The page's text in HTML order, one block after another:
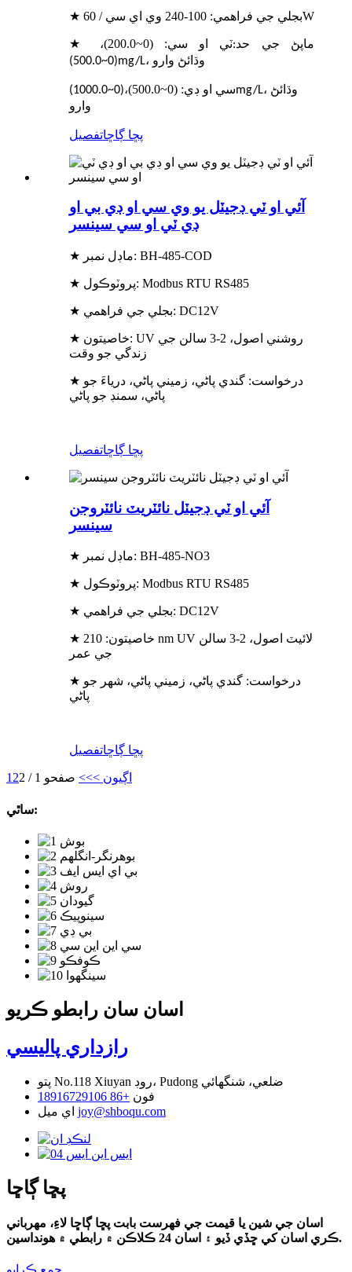
★ بجلي جي فراهمي: 100-240 وي اي سي / 60W
★ ماپڻ جي حد:ٽي او سي: (0~200.0) ،
(0~500.0)mg/L، وڌائڻ وارو
سي او ڊي: (0~500.0) ،
(0~1000.0)mg/L، وڌائڻ
وارو
پڇا ڳاڇاتفصيل
آئي او ٽي ڊجيٽل يو وي سي او ڊي بي او
ڊي ٽي او سي سينسر
★ ماڊل نمبر: BH-485-COD
★ پروٽوڪول: Modbus RTU RS485
★ بجلي جي فراهمي: DC12V
★ خاصيتون: UV روشني اصول، 2-3 سالن جي
زندگي جو وقت
★ درخواست: گندي پاڻي، زميني پاڻي، درياءَ جو
پاڻي، سمنڊ جو پاڻي
پڇا ڳاڇاتفصيل
آئي او ٽي ڊجيٽل نائٽريٽ نائٽروجن
سينسر
★ ماڊل نمبر: BH-485-NO3
★ پروٽوڪول: Modbus RTU RS485
★ بجلي جي فراهمي: DC12V
★ خاصيتون: 210 nm UV لائيٽ اصول، 2-3 سالن
جي عمر
★ درخواست: گندي پاڻي، زميني پاڻي، شهر جو
پاڻي
پڇا ڳاڇاتفصيل
12 اڳيون >>> صفحو 1 / 2
ساٿي:
اسان سان رابطو ڪريو
رازداري پاليسي
پتو
No.118 Xiuyan روڊ، Pudong ضلعي، شنگھائي
فون +86 18916729106
اي ميل joy@shboqu.com
پڇا ڳاڇا
اسان جي شين يا قيمت جي فهرست بابت پڇا ڳاڇا لاءِ، مھرباني
ڪري اسان کي ڇڏي ڏيو ۽ اسان 24 ڪلاڪن ۾ رابطي ۾ ھونداسين.